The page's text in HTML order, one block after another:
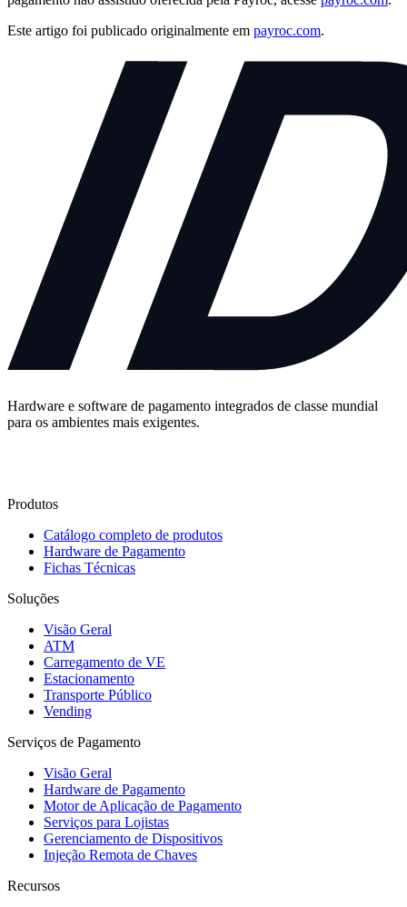
Este artigo foi publicado originalmente em payroc.com.
Hardware e software de pagamento integrados de classe mundial
para os ambientes mais exigentes.
Produtos
Catálogo completo de produtos
Hardware de Pagamento
Fichas Técnicas
Soluções
Visão Geral
ATM
Carregamento de VE
Estacionamento
Transporte Público
Vending
Serviços de Pagamento
Visão Geral
Hardware de Pagamento
Motor de Aplicação de Pagamento
Serviços para Lojistas
Gerenciamento de Dispositivos
Injeção Remota de Chaves
Recursos